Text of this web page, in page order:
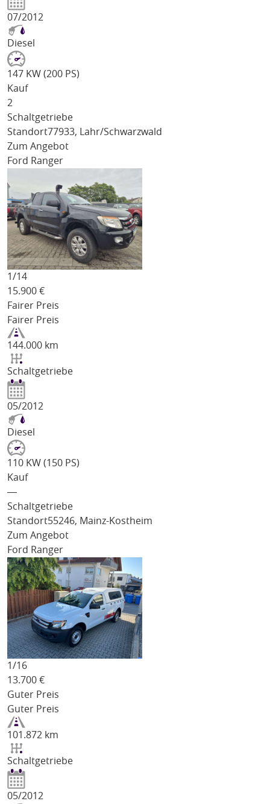
07/2012
Diesel
147 KW (200 PS)
Kauf
2
Schaltgetriebe
Standort77933, Lahr/Schwarzwald
Zum Angebot
Ford Ranger
1/14
15.900 €
Fairer Preis
Fairer Preis
144.000 km
Schaltgetriebe
05/2012
Diesel
110 KW (150 PS)
Kauf
―
Schaltgetriebe
Standort55246, Mainz-Kostheim
Zum Angebot
Ford Ranger
1/16
13.700 €
Guter Preis
Guter Preis
101.872 km
Schaltgetriebe
05/2012